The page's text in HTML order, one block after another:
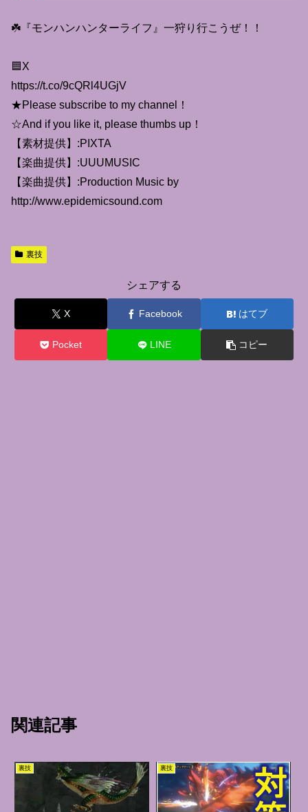
☘️『モンハンハンターライフ』一狩り行こうぜ！！
🟦X
https://t.co/9cQRl4UGjV
★Please subscribe to my channel！
☆And if you like it, please thumbs up！
【素材提供】:PIXTA
【楽曲提供】:UUUMUSIC
【楽曲提供】:Production Music by
http://www.epidemicsound.com
裏技
シェアする
X Facebook はてブ
Pocket LINE コピー
関連記事
裏技 裏技